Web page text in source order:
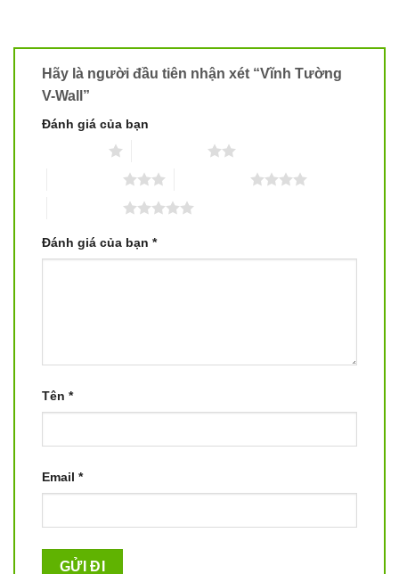
Hãy là người đầu tiên nhận xét “Vĩnh Tường
V-Wall”
Đánh giá của bạn
Đánh giá của bạn *
Tên *
Email *